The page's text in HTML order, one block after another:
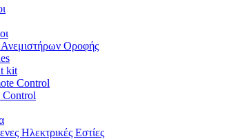
Οροφής
kit
Control
Control
Ηλεκτρικές Εστίες